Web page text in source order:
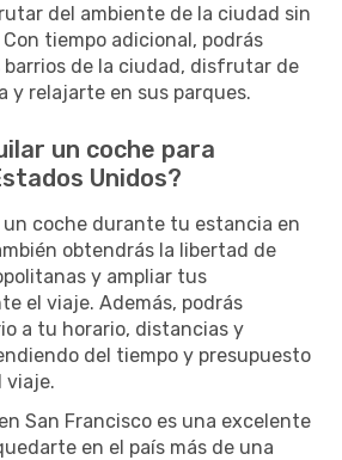
del ambiente de la ciudad sin
tiempo adicional, podrás
de la ciudad, disfrutar de
y relajarte en sus parques.
un coche para
Unidos?
coche durante tu estancia en
obtendrás la libertad de
y ampliar tus
el viaje. Además, podrás
a tu horario, distancias y
del tiempo y presupuesto
viaje.
San Francisco es una excelente
en el país más de una